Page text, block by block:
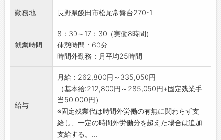
・制服：上下支給
・自身で準備：作業靴
【環境への取り組み】
天龍では次の世代の釣り人に、よりすばらし
い釣り環境を残していく為、水辺の清掃など
様々な取り組みを積極的に活動しています。
より自然環境にやさしい、環境負荷のすくな
い商品を製造、開発していきたいと思いま
す。 釣りの楽しさを知ってもらうために『釣
り教室』を地元の小学生向けに開催し、釣りの
楽しさを伝えています。
【会社の特徴】
・調査測定員と同行し、客先に出向くこともあ
ります。
【調査分析の内容】
・環境調査（大気、騒音振動、ダイオキシン、
アスベスト等）
・環境分析（水質、土壌、低質、排水、農薬、
ごみ質、放射能等）
・衛生検査（検便、検尿、食品細菌検査、ＰＣ
Ｒ検査等）
【ポイント】
・業界経験は不問です。
勤務地 長野県飯田市松尾常盤台270-1
就業時間
8：30～17：30（実働8時間）
休憩時間：60分
時間外勤務：月平均25時間
給与
月給：262,800円～335,050円
（基本給:212,800円～285,050円+固定残業手
当50,000円）
※固定残業代は時間外労働の有無に関わらず支
給し、一定の時間外労働分を超えた場合は追加
支給する。...